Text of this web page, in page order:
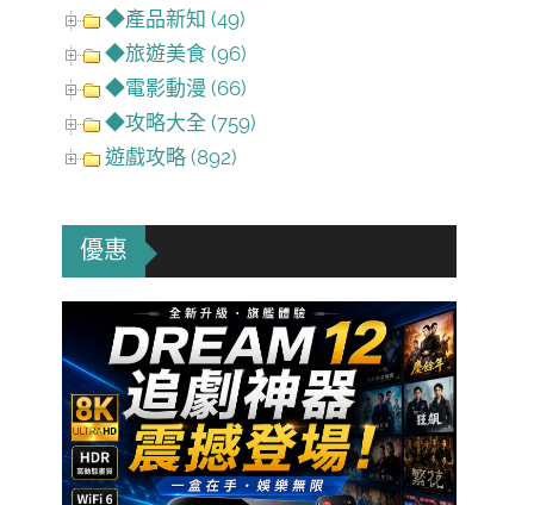
◆產品新知 (49)
◆旅遊美食 (96)
◆電影動漫 (66)
◆攻略大全 (759)
遊戲攻略 (892)
優惠